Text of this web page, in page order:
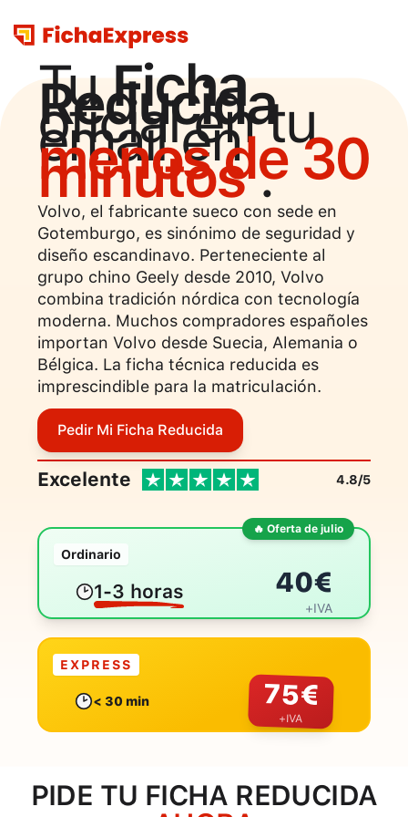
TuFicha
Reducida
oficial en tu
email en
menos de 30
minutos .
Volvo, el fabricante sueco con sede en
Gotemburgo, es sinónimo de seguridad y
diseño escandinavo. Perteneciente al
grupo chino Geely desde 2010, Volvo
combina tradición nórdica con tecnología
moderna. Muchos compradores españoles
importan Volvo desde Suecia, Alemania o
Bélgica. La ficha técnica reducida es
imprescindible para la matriculación.
Pedir Mi Ficha Reducida
Excelente 4.8/5
🔥 Oferta de julio
Ordinario
1-3 horas 40€
+IVA
EXPRESS
< 30 min 75€
+IVA
PIDE TU FICHA REDUCIDA